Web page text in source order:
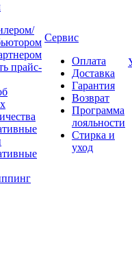
прайс-
Сервис
Оплата
Доставка
Гарантия
Возврат
Программа
лояльности
Стирка и
уход